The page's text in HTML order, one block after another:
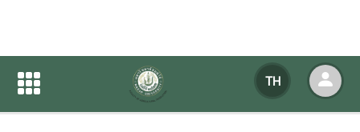
TH
ปฏิทินกิจกรรมของหน่วยงาน
ปฏิทินกิจกรรมของหน่วยงาน